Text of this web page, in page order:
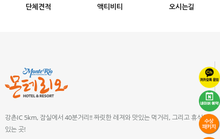
단체견적 액티비티 오시는길
강촌IC 5km, 잠실에서 40분거리!! 짜릿한 레져와 맛있는 먹거리, 그리고 휴식이
있는 곳!